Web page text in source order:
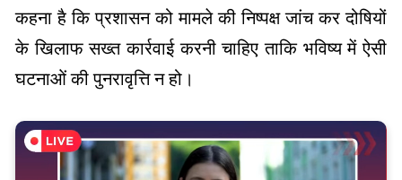
कहना है कि प्रशासन को मामले की निष्पक्ष जांच कर दोषियों
के खिलाफ सख्त कार्रवाई करनी चाहिए ताकि भविष्य में ऐसी
घटनाओं की पुनरावृत्ति न हो।